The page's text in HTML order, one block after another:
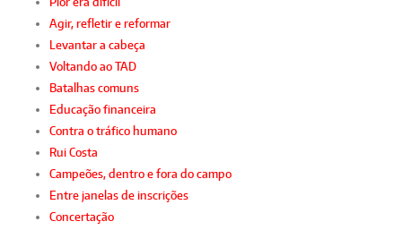
Agir, refletir e reformar
Levantar a cabeça
Voltando ao TAD
Batalhas comuns
Educação financeira
Contra o tráfico humano
Rui Costa
Campeões, dentro e fora do campo
Entre janelas de inscrições
Concertação